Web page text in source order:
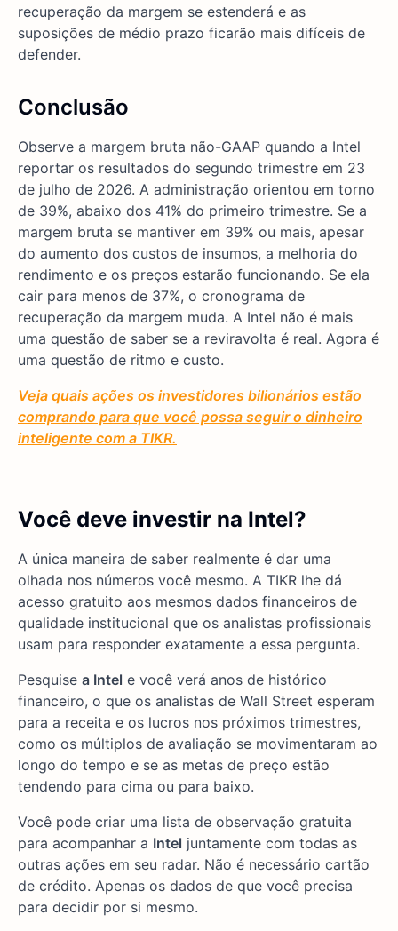
recuperação da margem se estenderá e as
suposições de médio prazo ficarão mais difíceis de
defender.
Conclusão
Observe a margem bruta não-GAAP quando a Intel
reportar os resultados do segundo trimestre em 23
de julho de 2026. A administração orientou em torno
de 39%, abaixo dos 41% do primeiro trimestre. Se a
margem bruta se mantiver em 39% ou mais, apesar
do aumento dos custos de insumos, a melhoria do
rendimento e os preços estarão funcionando. Se ela
cair para menos de 37%, o cronograma de
recuperação da margem muda. A Intel não é mais
uma questão de saber se a reviravolta é real. Agora é
uma questão de ritmo e custo.
Veja quais ações os investidores bilionários estão
comprando para que você possa seguir o dinheiro
inteligente com a TIKR.
Você deve investir na Intel?
A única maneira de saber realmente é dar uma
olhada nos números você mesmo. A TIKR lhe dá
acesso gratuito aos mesmos dados financeiros de
qualidade institucional que os analistas profissionais
usam para responder exatamente a essa pergunta.
Pesquise a Intel e você verá anos de histórico
financeiro, o que os analistas de Wall Street esperam
para a receita e os lucros nos próximos trimestres,
como os múltiplos de avaliação se movimentaram ao
longo do tempo e se as metas de preço estão
tendendo para cima ou para baixo.
Você pode criar uma lista de observação gratuita
para acompanhar a Intel juntamente com todas as
outras ações em seu radar. Não é necessário cartão
de crédito. Apenas os dados de que você precisa
para decidir por si mesmo.